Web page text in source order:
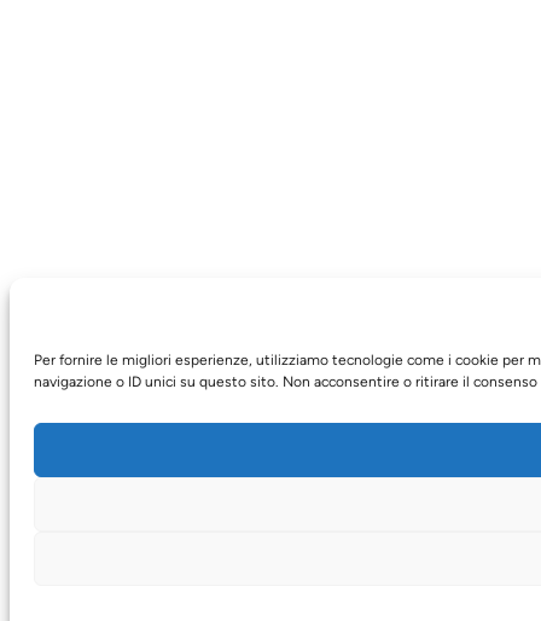
Per fornire le migliori esperienze, utilizziamo tecnologie come i cookie per
navigazione o ID unici su questo sito. Non acconsentire o ritirare il